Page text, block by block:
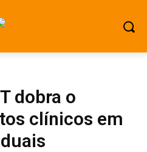
dobra o
clínicos em